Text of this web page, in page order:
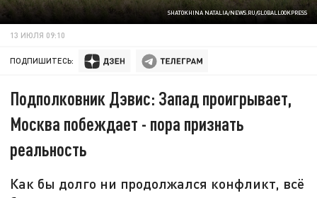
SHATOKHINA NATALIA/NEWS.RU/GLOBALLOOKPRESS
13 ИЮЛЯ 09:10
ПОДПИШИТЕСЬ:
Подполковник Дэвис: Запад проигрывает,
Москва побеждает - пора признать
реальность
Как бы долго ни продолжался конфликт, всё